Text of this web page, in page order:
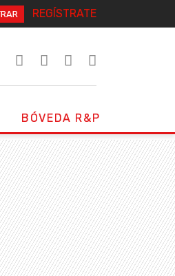
REGÍSTRATE
BÓVEDA R&P